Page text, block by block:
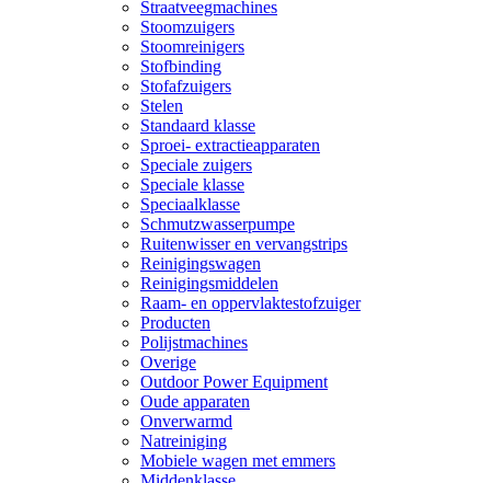
Straatveegmachines
Stoomzuigers
Stoomreinigers
Stofbinding
Stofafzuigers
Stelen
Standaard klasse
Sproei- extractieapparaten
Speciale zuigers
Speciale klasse
Speciaalklasse
Schmutzwasserpumpe
Ruitenwisser en vervangstrips
Reinigingswagen
Reinigingsmiddelen
Raam- en oppervlaktestofzuiger
Producten
Polijstmachines
Overige
Outdoor Power Equipment
Oude apparaten
Onverwarmd
Natreiniging
Mobiele wagen met emmers